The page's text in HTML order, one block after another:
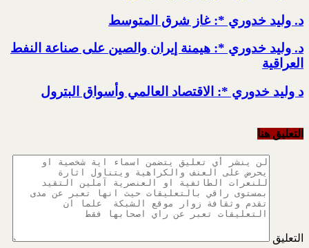
د. وليد خدوري *: غاز شرق المتوسط
د. وليد خدوري *: هيمنة إيران والصين على صناعة النفط
العراقية
د وليد خدوري *: الاقتصاد العالمي وأسواق البترول
التعليق هنا
التعليق